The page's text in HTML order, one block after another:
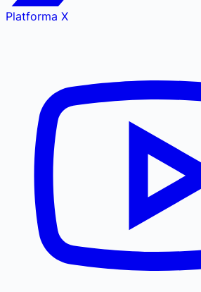
Platforma X